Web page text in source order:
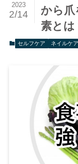
から
素とは
2023
2/14
セルフケア ネイルケア